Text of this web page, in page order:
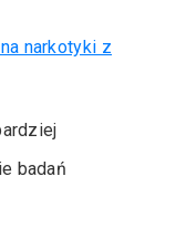
narkotyki z
badań